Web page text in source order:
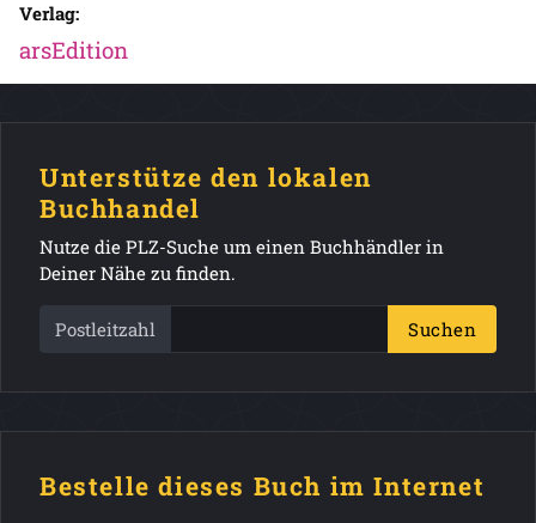
Verlag:
arsEdition
Unterstütze den lokalen
Buchhandel
Nutze die PLZ-Suche um einen Buchhändler in
Deiner Nähe zu finden.
Postleitzahl Suchen
Bestelle dieses Buch im Internet